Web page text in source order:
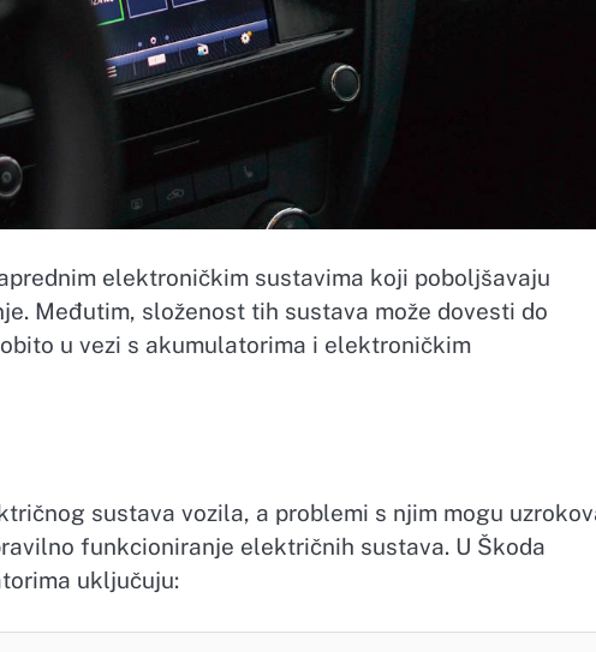
elektroničkim sustavima koji poboljšavaju
Međutim, složenost tih sustava može dovesti do
u vezi s akumulatorima i elektroničkim
sustava vozila, a problemi s njim mogu
funkcioniranje električnih sustava. U Škoda
uključuju: